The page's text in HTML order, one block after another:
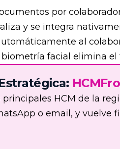
por
y se integra
al
facial elimina
HCM de la
o email, y vuelve